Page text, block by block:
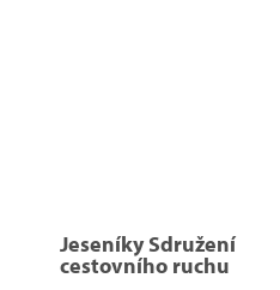
Jeseníky Sdružení
cestovního ruchu